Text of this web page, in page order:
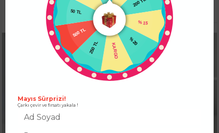
Orjinal Marka Kare Yaka Askılı Crop Yeşil
200 TL
% 15
% 20
KARGO
250 TL
500 TL
50 TL
Mayıs Sürprizi!
Çarkı çevir ve fırsatı yakala !